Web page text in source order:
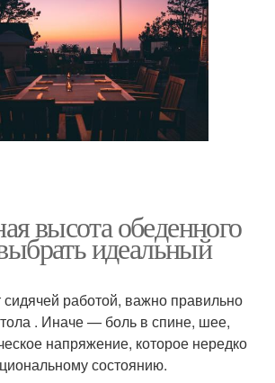
высота обеденного
идеальный
сидячей работой, важно правильно
. Иначе — боль в спине, шее,
напряжение, которое нередко
состоянию.